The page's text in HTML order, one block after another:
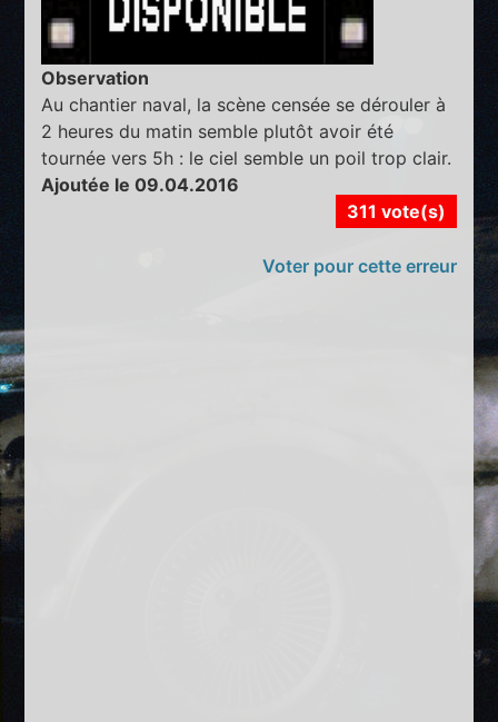
Observation
Au chantier naval, la scène censée se dérouler à
2 heures du matin semble plutôt avoir été
tournée vers 5h : le ciel semble un poil trop clair.
Ajoutée le 09.04.2016
311 vote(s)
Voter pour cette erreur